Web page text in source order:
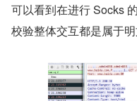
可以看到在进行 Socks
校验整体交互都是属于